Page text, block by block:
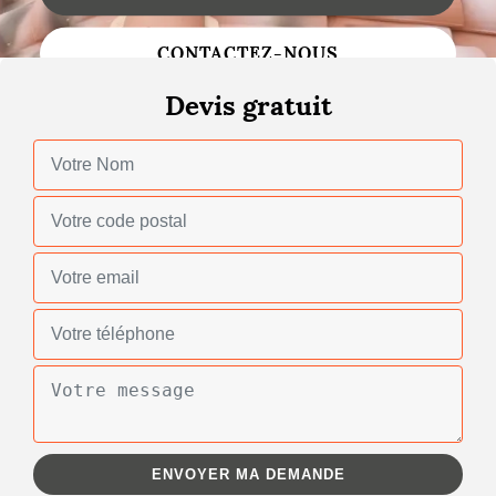
Changement de toiture
Gouttières
Réparation de toiture
CONTACTEZ-NOUS
Devis gratuit